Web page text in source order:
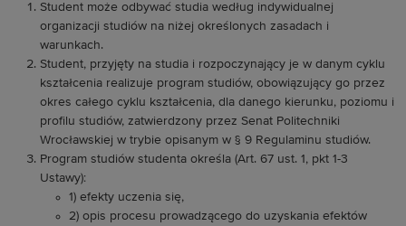
Student może odbywać studia według indywidualnej
organizacji studiów na niżej określonych zasadach i
warunkach.
Student, przyjęty na studia i rozpoczynający je w danym cyklu
kształcenia realizuje program studiów, obowiązujący go przez
okres całego cyklu kształcenia, dla danego kierunku, poziomu i
profilu studiów, zatwierdzony przez Senat Politechniki
Wrocławskiej w trybie opisanym w § 9 Regulaminu studiów.
Program studiów studenta określa (Art. 67 ust. 1, pkt 1-3
Ustawy):
1) efekty uczenia się,
2) opis procesu prowadzącego do uzyskania efektów